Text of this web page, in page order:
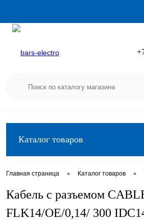
Каталог товаров
Главная страница • Каталог товаров •
Кабель с разъемом
FLK14/OE/0,14/ 300